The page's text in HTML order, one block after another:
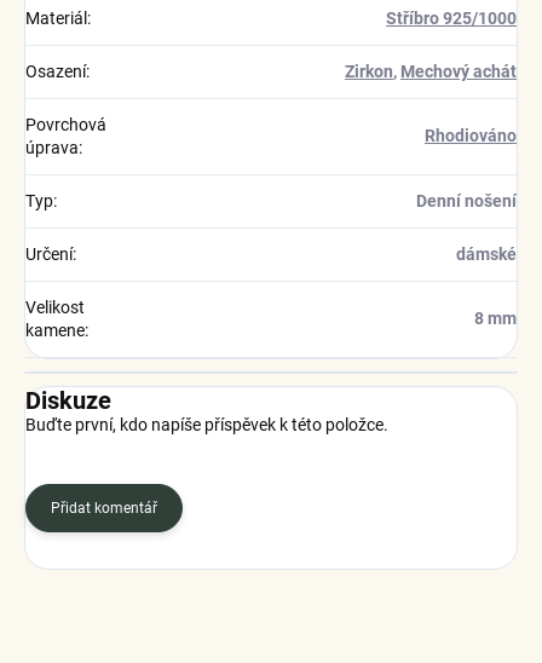
Materiál : Stříbro 925/1000
Osazení: Zirkon, Mechový achát
Povrchová
úprava:
Rhodiováno
Typ: Denní nošení
Určení: dámské
Velikost
kamene:
8 mm
Diskuze
Buďte první, kdo napíše příspěvek k této položce.
Přidat komentář